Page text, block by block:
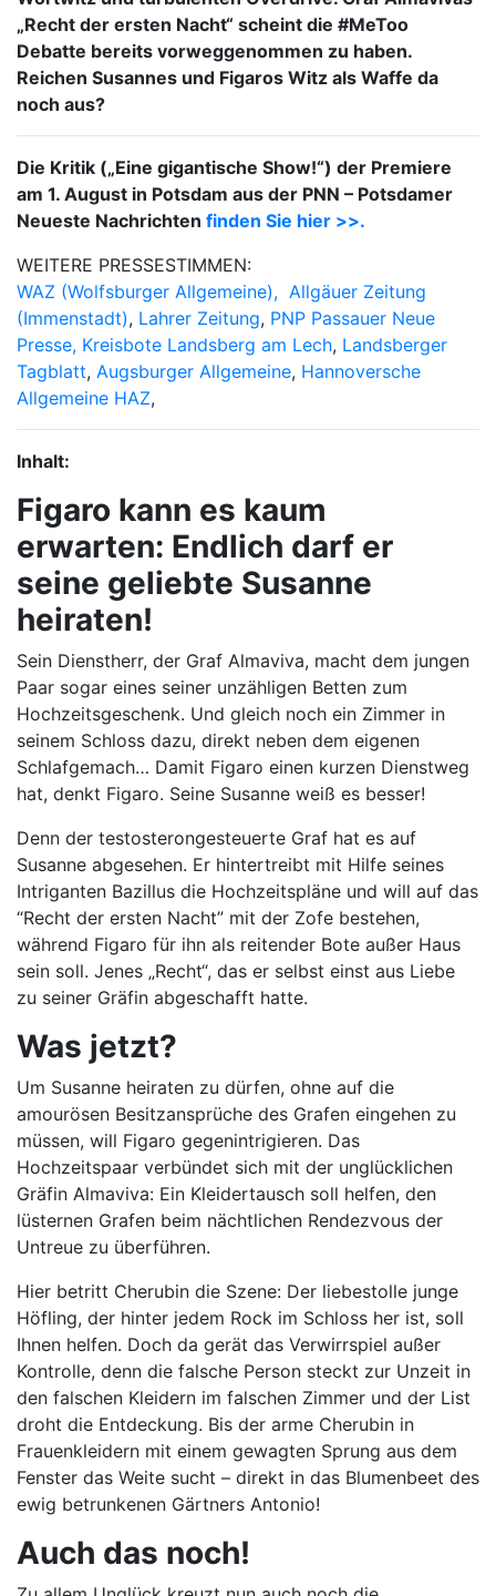
„Recht der ersten Nacht“ scheint die #MeToo
Debatte bereits vorweggenommen zu haben.
Reichen Susannes und Figaros Witz als Waffe da
noch aus?
Die Kritik („Eine gigantische Show!“) der Premiere
am 1. August in Potsdam aus der PNN – Potsdamer
Neueste Nachrichten finden Sie hier >>.
WEITERE PRESSESTIMMEN:
WAZ (Wolfsburger Allgemeine), Allgäuer Zeitung
(Immenstadt), Lahrer Zeitung, PNP Passauer Neue
Presse, Kreisbote Landsberg am Lech, Landsberger
Tagblatt, Augsburger Allgemeine, Hannoversche
Allgemeine HAZ,
Inhalt:
Figaro kann es kaum
erwarten: Endlich darf er
seine geliebte Susanne
heiraten!
Sein Dienstherr, der Graf Almaviva, macht dem jungen
Paar sogar eines seiner unzähligen Betten zum
Hochzeitsgeschenk. Und gleich noch ein Zimmer in
seinem Schloss dazu, direkt neben dem eigenen
Schlafgemach… Damit Figaro einen kurzen Dienstweg
hat, denkt Figaro. Seine Susanne weiß es besser!
Denn der testosterongesteuerte Graf hat es auf
Susanne abgesehen. Er hintertreibt mit Hilfe seines
Intriganten Bazillus die Hochzeitspläne und will auf das
“Recht der ersten Nacht” mit der Zofe bestehen,
während Figaro für ihn als reitender Bote außer Haus
sein soll. Jenes „Recht“, das er selbst einst aus Liebe
zu seiner Gräfin abgeschafft hatte.
Was jetzt?
Um Susanne heiraten zu dürfen, ohne auf die
amourösen Besitzansprüche des Grafen eingehen zu
müssen, will Figaro gegenintrigieren. Das
Hochzeitspaar verbündet sich mit der unglücklichen
Gräfin Almaviva: Ein Kleidertausch soll helfen, den
lüsternen Grafen beim nächtlichen Rendezvous der
Untreue zu überführen.
Hier betritt Cherubin die Szene: Der liebestolle junge
Höfling, der hinter jedem Rock im Schloss her ist, soll
Ihnen helfen. Doch da gerät das Verwirrspiel außer
Kontrolle, denn die falsche Person steckt zur Unzeit in
den falschen Kleidern im falschen Zimmer und der List
droht die Entdeckung. Bis der arme Cherubin in
Frauenkleidern mit einem gewagten Sprung aus dem
Fenster das Weite sucht – direkt in das Blumenbeet des
ewig betrunkenen Gärtners Antonio!
Auch das noch!